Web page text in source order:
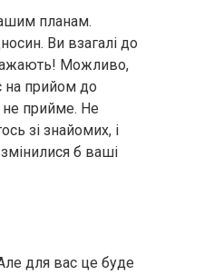
планам.
Ви взагалі до
Можливо,
на прийом до
не прийме. Не
зі знайомих, і
б ваші
для вас це буде